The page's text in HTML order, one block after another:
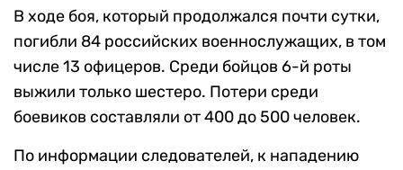
В ходе боя, который продолжался почти сутки,
погибли 84 российских военнослужащих, в том
числе 13 офицеров. Среди бойцов 6-й роты
выжили только шестеро. Потери среди
боевиков составляли от 400 до 500 человек.
По информации следователей, к нападению